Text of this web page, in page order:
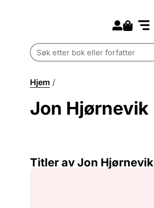
Search
for:
Hjem /
Jon Hjørnevik
Titler av Jon Hjørnevik